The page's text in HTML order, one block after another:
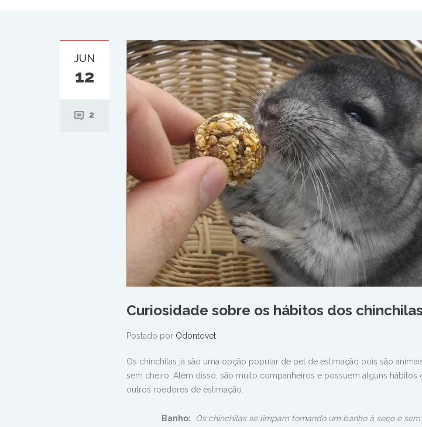
JUN
12
2
Curiosidade sobre os hábitos dos chinchilas
Postado por Odontovet
Os chinchilas já são uma opção popular de pet de estimação pois são
sem cheiro. Além disso, são muito companheiros e possuem alguns
outros roedores de estimação.
Banho:
Os chinchilas se limpam tomando um banho à seco e